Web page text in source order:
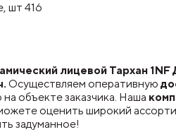
шт 416
лицевой Тархан 1NF
Осуществляем оперативную
объекте заказчика. Наша
оценить широкий
задуманное!